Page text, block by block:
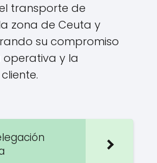
transporte de
zona de Ceuta y
su compromiso
operativa y la